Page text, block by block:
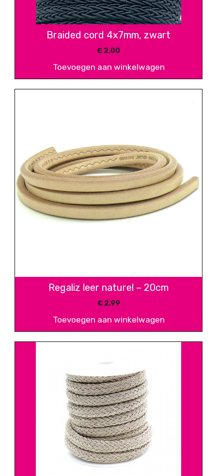
Braided cord 4x7mm, zwart
€ 2,00
Toevoegen aan winkelwagen
Regaliz leer naturel – 20cm
€2,99
Toevoegen aan winkelwagen